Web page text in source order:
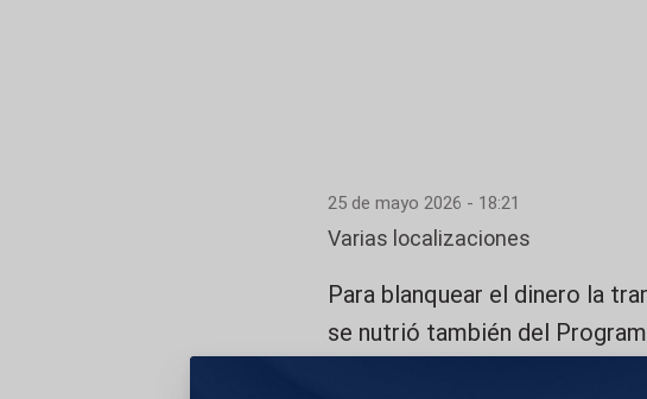
25 de mayo 2026 - 18:21
Varias localizaciones
Para blanquear el dinero la
se nutrió también del